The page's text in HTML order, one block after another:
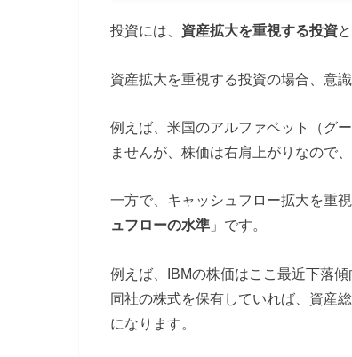
投資には、 資産拡大を重視する投資と
資産拡大を重視する投資の場合、意
例えば、米国のアルファベット（グ
ませんが、株価は右肩上がりなので
一方で、キャッシュフロー拡大を重
ュフローの水準 」です。
例えば、IBMの株価はここ最近下落
同社の株式を保有していれば、資産
になります。